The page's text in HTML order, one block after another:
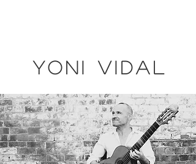
YONI VIDAL